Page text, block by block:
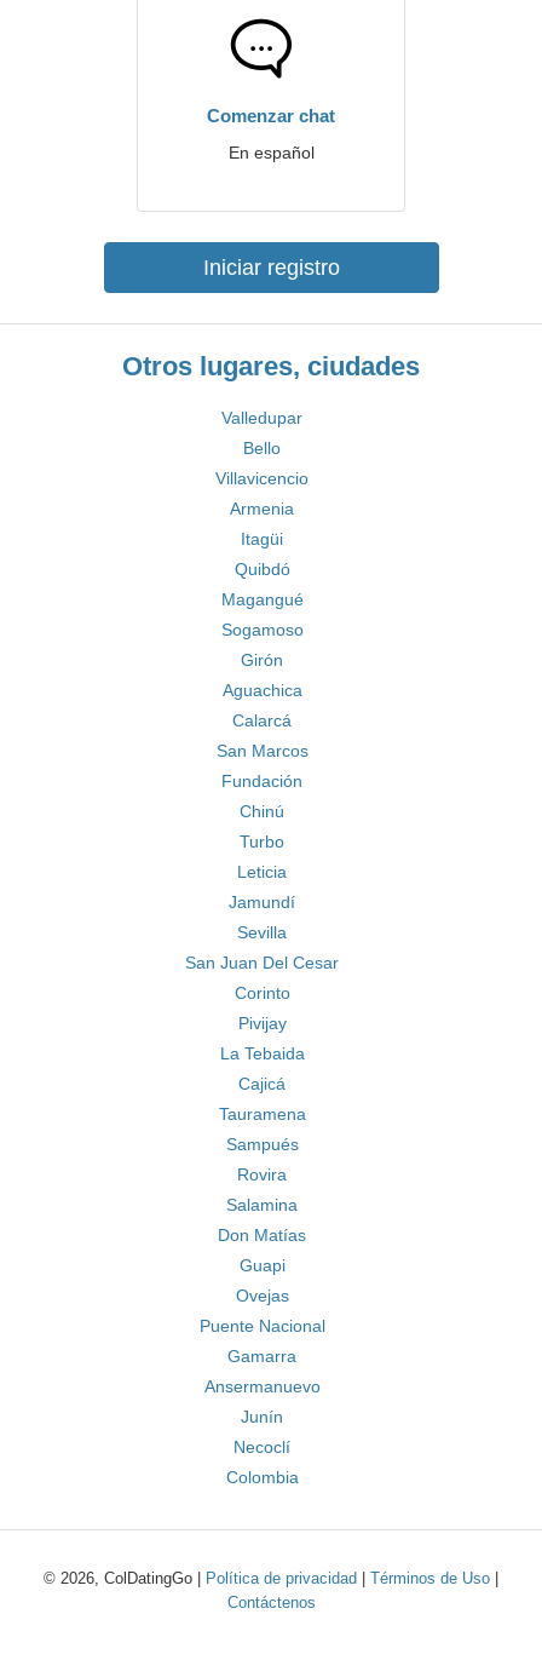
Comenzar chat
En español
Iniciar registro
Otros lugares, ciudades
Valledupar
Bello
Villavicencio
Armenia
Itagüi
Quibdó
Magangué
Sogamoso
Girón
Aguachica
Calarcá
San Marcos
Fundación
Chinú
Turbo
Leticia
Jamundí
Sevilla
San Juan Del Cesar
Corinto
Pivijay
La Tebaida
Cajicá
Tauramena
Sampués
Rovira
Salamina
Don Matías
Guapi
Ovejas
Puente Nacional
Gamarra
Ansermanuevo
Junín
Necoclí
Colombia
© 2026, ColDatingGo | Política de privacidad Términos de Uso
Contáctenos